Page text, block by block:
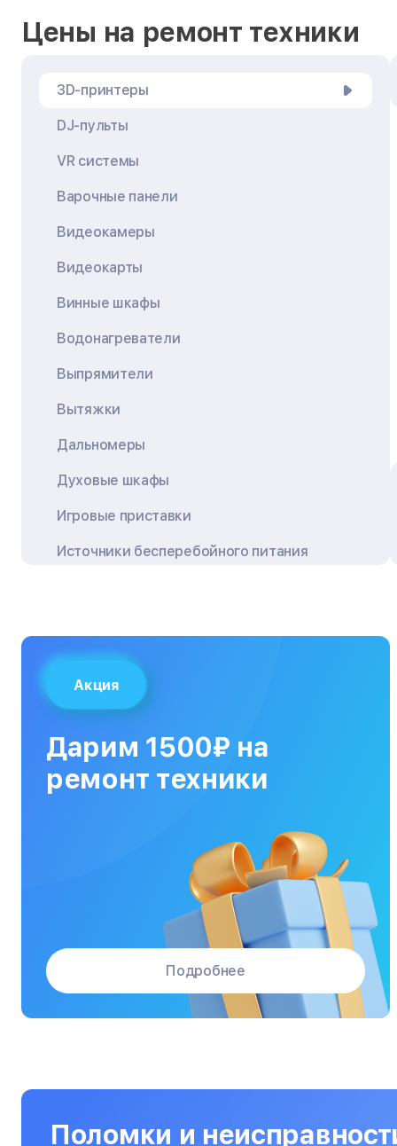
Цены на ремонт техники
3D-принтеры
DJ-пульты
VR системы
Варочные панели
Видеокамеры
Видеокарты
Винные шкафы
Водонагреватели
Выпрямители
Вытяжки
Дальномеры
Духовые шкафы
Игровые приставки
Источники бесперебойного питания
Кофемашины
Кухонные плиты
МФУ
Микроволновые печи
Морозильные камеры
Акция
Дарим 1500₽ на
ремонт техники
Подробнее
Поломки и